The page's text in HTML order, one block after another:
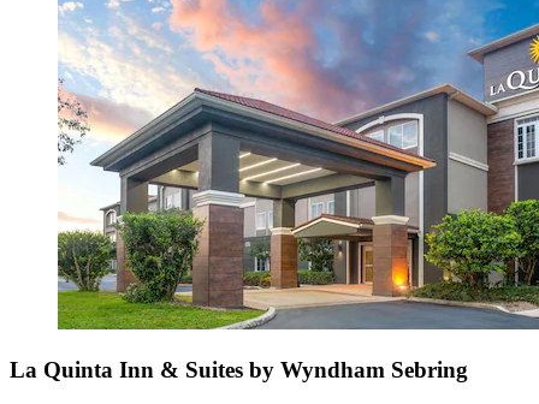
La Quinta Inn & Suites by Wyndham Sebring